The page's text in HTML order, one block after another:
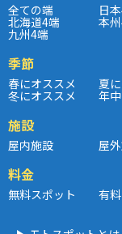
全ての端 日
北海道4端 本
九州4端
季節
春にオススメ 夏
冬にオススメ 年
施設
屋内施設 屋
料金
無料スポット 有